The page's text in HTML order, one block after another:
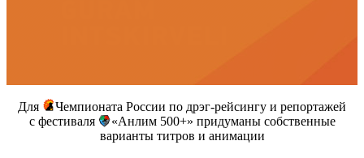
Для Чемпионата России по дрэг-рейсингу и репортажей
с фестиваля
«Анлим 500+» придуманы собственные
варианты титров и анимации